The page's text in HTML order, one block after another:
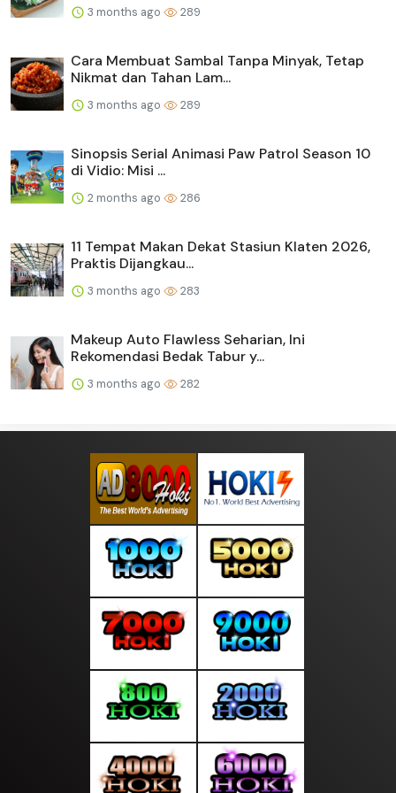
3 months ago 289
Cara Membuat Sambal Tanpa Minyak, Tetap
Nikmat dan Tahan Lam...
3 months ago 289
Sinopsis Serial Animasi Paw Patrol Season 10
di Vidio: Misi ...
2 months ago 286
11 Tempat Makan Dekat Stasiun Klaten 2026,
Praktis Dijangkau...
3 months ago 283
Makeup Auto Flawless Seharian, Ini
Rekomendasi Bedak Tabur y...
3 months ago 282